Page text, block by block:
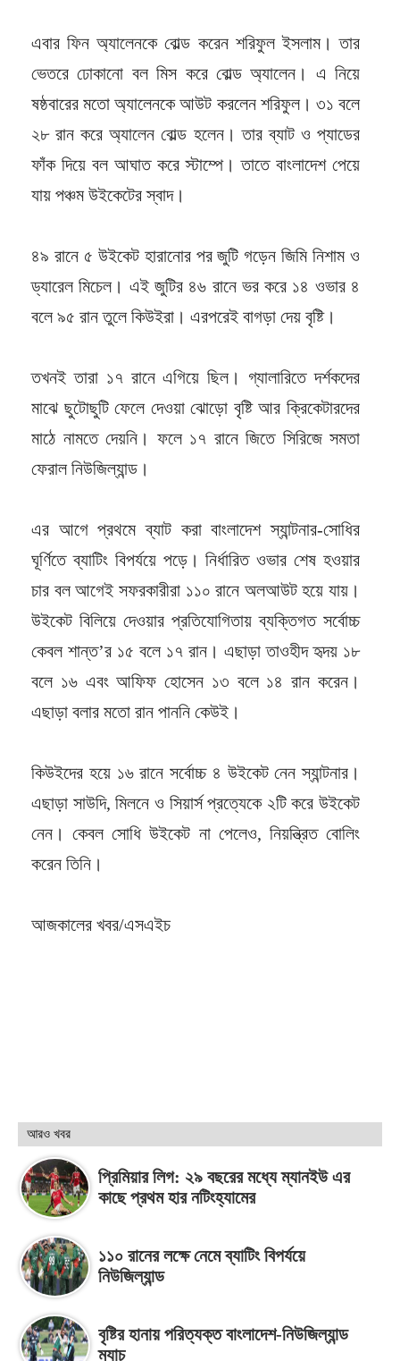
এবার ফিন অ্যালেনকে বোল্ড করেন শরিফুল ইসলাম। তার
ভেতরে ঢোকানো বল মিস করে বোল্ড অ্যালেন। এ নিয়ে
ষষ্ঠবারের মতো অ্যালেনকে আউট করলেন শরিফুল। ৩১ বলে
২৮ রান করে অ্যালেন বোল্ড হলেন। তার ব্যাট ও প্যাডের
ফাঁক দিয়ে বল আঘাত করে স্টাম্পে। তাতে বাংলাদেশ পেয়ে
যায় পঞ্চম উইকেটের স্বাদ।
৪৯ রানে ৫ উইকেট হারানোর পর জুটি গড়েন জিমি নিশাম ও
ড্যারেল মিচেল। এই জুটির ৪৬ রানে ভর করে ১৪ ওভার ৪
বলে ৯৫ রান তুলে কিউইরা। এরপরেই বাগড়া দেয় বৃষ্টি।
তখনই তারা ১৭ রানে এগিয়ে ছিল। গ্যালারিতে দর্শকদের
মাঝে ছুটোছুটি ফেলে দেওয়া ঝোড়ো বৃষ্টি আর ক্রিকেটারদের
মাঠে নামতে দেয়নি। ফলে ১৭ রানে জিতে সিরিজে সমতা
ফেরাল নিউজিল্যান্ড।
এর আগে প্রথমে ব্যাট করা বাংলাদেশ স্যান্টনার-সোধির
ঘূর্ণিতে ব্যাটিং বিপর্যয়ে পড়ে। নির্ধারিত ওভার শেষ হওয়ার
চার বল আগেই সফরকারীরা ১১০ রানে অলআউট হয়ে যায়।
উইকেট বিলিয়ে দেওয়ার প্রতিযোগিতায় ব্যক্তিগত সর্বোচ্চ
কেবল শান্ত’র ১৫ বলে ১৭ রান। এছাড়া তাওহীদ হৃদয় ১৮
বলে ১৬ এবং আফিফ হোসেন ১৩ বলে ১৪ রান করেন।
এছাড়া বলার মতো রান পাননি কেউই।
কিউইদের হয়ে ১৬ রানে সর্বোচ্চ ৪ উইকেট নেন স্যান্টনার।
এছাড়া সাউদি, মিলনে ও সিয়ার্স প্রত্যেকে ২টি করে উইকেট
নেন। কেবল সোধি উইকেট না পেলেও, নিয়ন্ত্রিত বোলিং
করেন তিনি।
আজকালের খবর/এসএইচ
আরও খবর
প্রিমিয়ার লিগ: ২৯ বছরের মধ্যে ম্যানইউ এর
কাছে প্রথম হার নটিংহ্যামের
১১০ রানের লক্ষে নেমে ব্যাটিং বিপর্যয়ে
নিউজিল্যান্ড
বৃষ্টির হানায় পরিত্যক্ত বাংলাদেশ-নিউজিল্যান্ড
ম্যাচ